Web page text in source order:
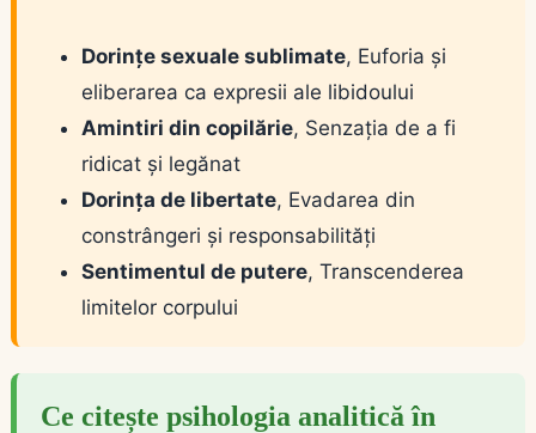
Dorințe sexuale sublimate, Euforia și
eliberarea ca expresii ale libidoului
Amintiri din copilărie, Senzația de a fi
ridicat și legănat
Dorința de libertate, Evadarea din
constrângeri și responsabilități
Sentimentul de putere, Transcenderea
limitelor corpului
Ce citește psihologia analitică în